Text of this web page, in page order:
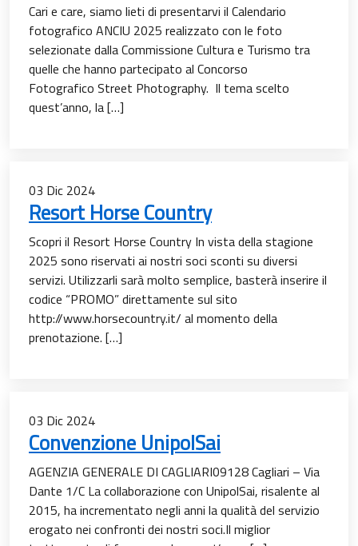
Cari e care, siamo lieti di presentarvi il Calendario
fotografico ANCIU 2025 realizzato con le foto
selezionate dalla Commissione Cultura e Turismo tra
quelle che hanno partecipato al Concorso
Fotografico Street Photography. Il tema scelto
quest’anno, la […]
03 Dic 2024
Resort Horse Country
Scopri il Resort Horse Country In vista della stagione
2025 sono riservati ai nostri soci sconti su diversi
servizi. Utilizzarli sarà molto semplice, basterà inserire il
codice “PROMO” direttamente sul sito
http://www.horsecountry.it/ al momento della
prenotazione. […]
03 Dic 2024
Convenzione UnipolSai
AGENZIA GENERALE DI CAGLIARI09128 Cagliari – Via
Dante 1/C La collaborazione con UnipolSai, risalente al
2015, ha incrementato negli anni la qualità del servizio
erogato nei confronti dei nostri soci.Il miglior